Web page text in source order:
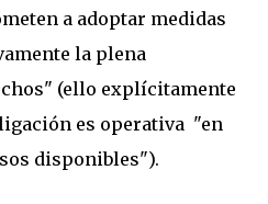
a adoptar medidas
la plena
(ello explícitamente
es operativa "en
disponibles").